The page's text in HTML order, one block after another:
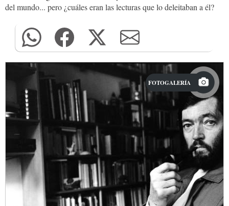
del mundo... pero ¿cuáles eran las lecturas que lo deleitaban a él?
FOTOGALERÍA